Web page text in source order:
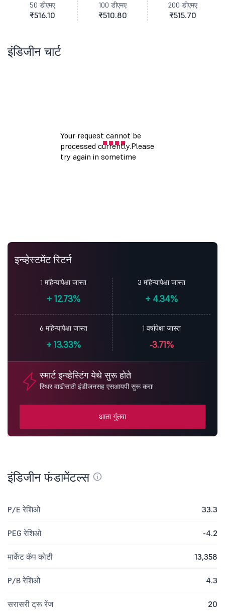
50 डीएमए
₹516.10
100 डीएमए
₹510.80
200 डीएमए
₹515.70
इंडिजीन चार्ट
इन्व्हेस्टमेंट रिटर्न
1 महिन्यापेक्षा जास्त
+12.73%
3 महिन्यापेक्षा जास्त
+ 4.34%
6 महिन्यापेक्षा जास्त
+13.33%
1 वर्षापेक्षा जास्त
-3.71%
स्मार्ट इन्व्हेस्टिंग येथे सुरू होते
स्थिर वाढीसाठी इंडीजनसह एसआयपी सुरू करा!
आता गुंतवा
इंडिजीन फंडामेंटल्स
P/E रेशिओ 33.3
PEG रेशिओ -4.2
मार्केट कॅप कोटी 13,358
P/B रेशिओ 4.3
सरासरी ट्रू रेंज 20